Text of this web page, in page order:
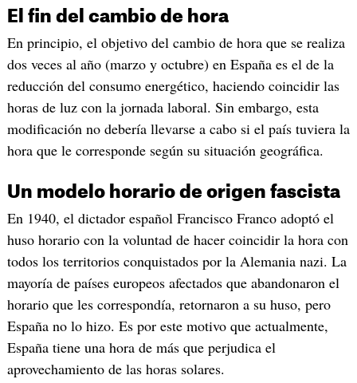
El fin del cambio de hora
En principio, el objetivo del cambio de hora que se realiza
dos veces al año (marzo y octubre) en España es el de la
reducción del consumo energético, haciendo coincidir las
horas de luz con la jornada laboral. Sin embargo, esta
modificación no debería llevarse a cabo si el país tuviera la
hora que le corresponde según su situación geográfica.
Un modelo horario de origen fascista
En 1940, el dictador español Francisco Franco adoptó el
huso horario con la voluntad de hacer coincidir la hora con
todos los territorios conquistados por la Alemania nazi. La
mayoría de países europeos afectados que abandonaron el
horario que les correspondía, retornaron a su huso, pero
España no lo hizo. Es por este motivo que actualmente,
España tiene una hora de más que perjudica el
aprovechamiento de las horas solares.